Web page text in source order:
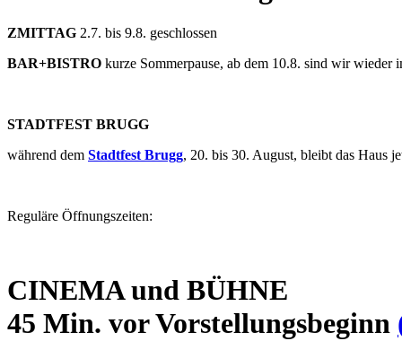
ZMITTAG 2.7. bis 9.8. geschlossen
BAR+BISTRO kurze Sommerpause, ab dem 10.8. sind wir wieder
STADTFEST BRUGG
während dem Stadtfest Brugg, 20. bis 30. August, bleibt das Haus
Reguläre Öffnungszeiten:
CINEMA und BÜHNE
45 Min. vor Vorstellungsbeginn